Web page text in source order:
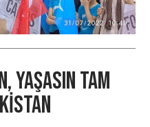
Yaşasın tam